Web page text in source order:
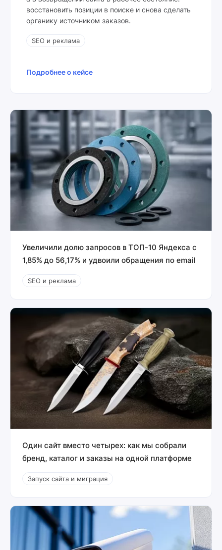
восстановить позиции в поиске и снова сделать
органику источником заказов.
SEO и реклама
Подробнее о кейсе
Увеличили долю запросов в ТОП-10 Яндекса с
1,85% до 56,17% и удвоили обращения по email
SEO и реклама
Один сайт вместо четырех: как мы собрали
бренд, каталог и заказы на одной платформе
Запуск сайта и миграция